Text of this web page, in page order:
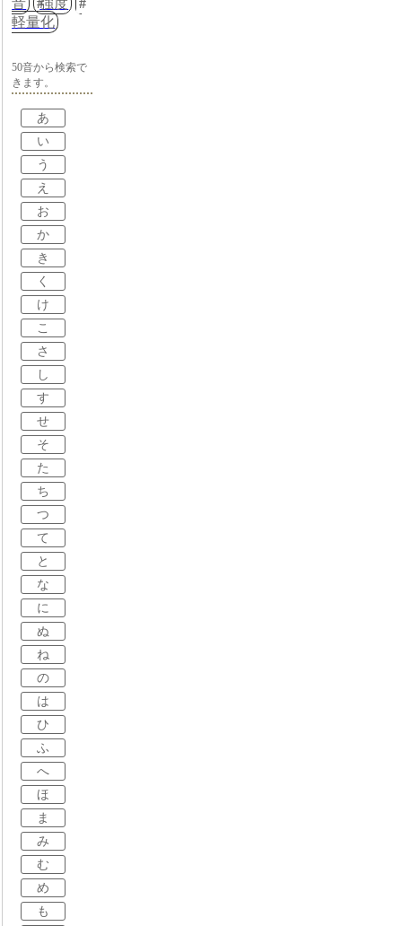
音
強度
軽量化
50音から検索で
きます。
あ
い
う
え
お
か
き
く
け
こ
さ
し
す
せ
そ
た
ち
つ
て
と
な
に
ぬ
ね
の
は
ひ
ふ
へ
ほ
ま
み
む
め
も